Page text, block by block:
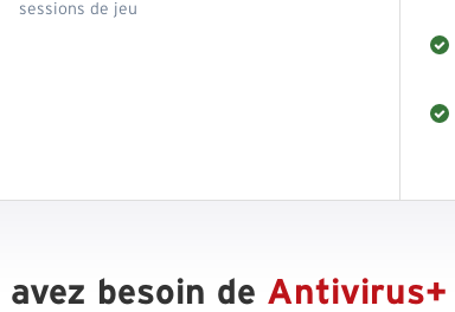
sessions de jeu
besoin de Antivirus+